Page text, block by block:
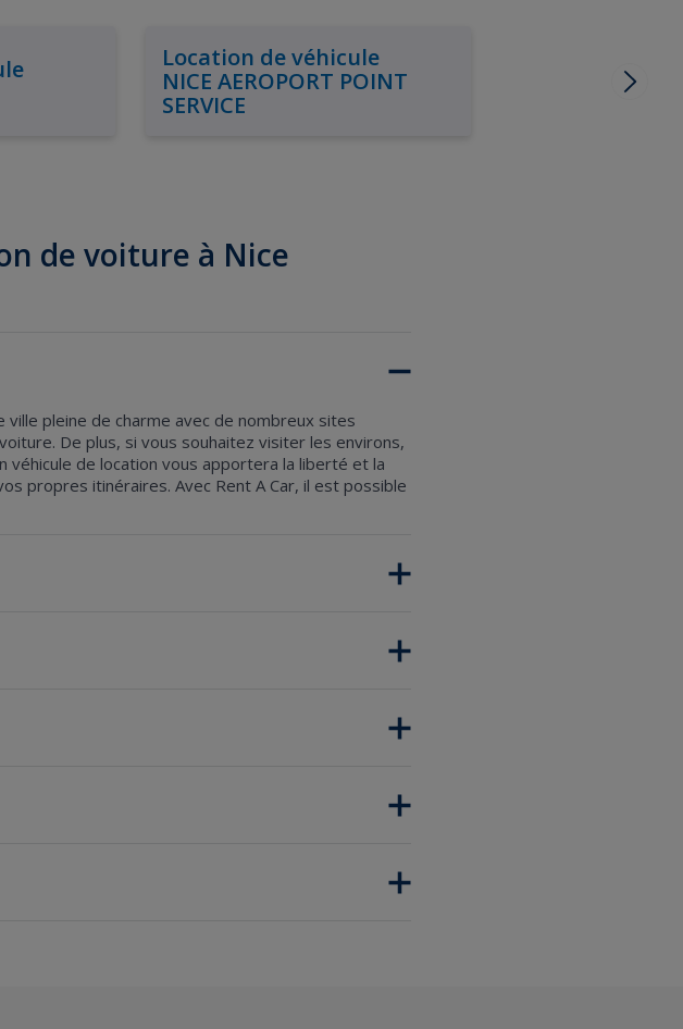
Location de véhicule
NICE AEROPORT POINT
SERVICE
de voiture à Nice
pleine de charme avec de nombreux sites
De plus, si vous souhaitez visiter les environs,
véhicule de location vous apportera la liberté et la
propres itinéraires. Avec Rent A Car, il est possible